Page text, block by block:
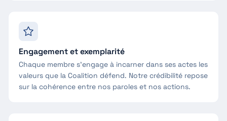
Engagement et exemplarité
Chaque membre s'engage à incarner dans ses actes les
valeurs que la Coalition défend. Notre crédibilité repose
sur la cohérence entre nos paroles et nos actions.